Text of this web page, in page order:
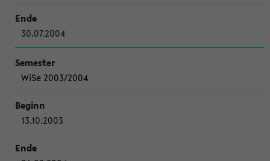
30.07.2004
WiSe 2003/2004
13.10.2003